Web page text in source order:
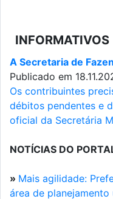
INFORMATIVOS
A Secretaria de
Publicado em
Os contribuintes
débitos pendentes e
oficial da Secretária
NOTÍCIAS DO
» Mais agilidade:
área de planejamento